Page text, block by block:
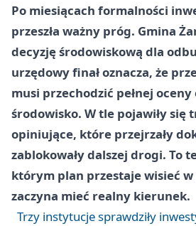
Po miesiącach formalności
przeszła ważny próg. Gmina
decyzję środowiskową dla
urzędowy finał oznacza, że
musi przechodzić pełnej oceny
środowisko. W tle pojawiły się
opiniujące, które przejrzały
zablokowały dalszej drogi. To
którym plan przestaje wisieć
zaczyna mieć realny kierunek.
Trzy instytucje sprawdziły